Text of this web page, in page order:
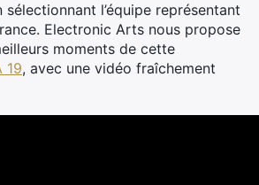
l’équipe représentant
Electronic Arts nous propose
moments de cette
19, avec une vidéo fraîchement